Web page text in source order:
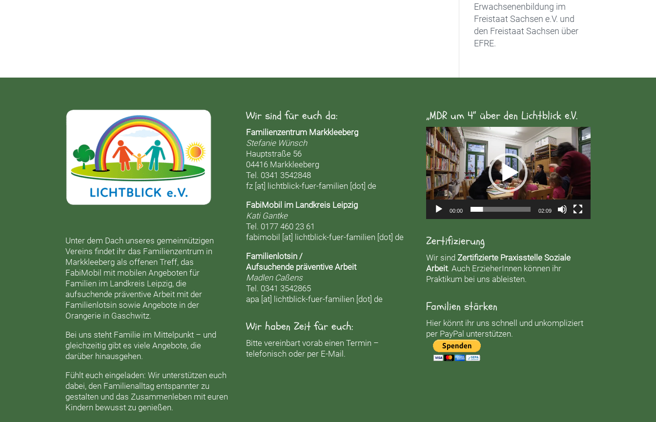
Erwachsenenbildung im
Freistaat Sachsen e.V. und
den Freistaat Sachsen über
EFRE.
Unter dem Dach unseres gemeinnützigen
Vereins findet ihr das Familienzentrum in
Markkleeberg als offenen Treff, das
FabiMobil mit mobilen Angeboten für
Familien im Landkreis Leipzig, die
aufsuchende präventive Arbeit mit der
Familienlotsin sowie Angebote in der
Orangerie in Gaschwitz.
Bei uns steht Familie im Mittelpunkt – und
gleichzeitig gibt es viele Angebote, die
darüber hinausgehen.
Fühlt euch eingeladen: Wir unterstützen euch
dabei, den Familienalltag entspannter zu
gestalten und das Zusammenleben mit euren
Kindern bewusst zu genießen.
Wir sind für euch da:
Familienzentrum Markkleeberg
Stefanie Wünsch
Hauptstraße 56
04416 Markkleeberg
Tel. 0341 3542848
fz [at] lichtblick-fuer-familien [dot] de
FabiMobil im Landkreis Leipzig
Kati Gantke
Tel. 0177 460 23 61
fabimobil [at] lichtblick-fuer-familien [dot] de
Familienlotsin /
Aufsuchende präventive Arbeit
Madlen Caßens
Tel. 0341 3542865
apa [at] lichtblick-fuer-familien [dot] de
Wir haben Zeit für euch:
Bitte vereinbart vorab einen Termin –
telefonisch oder per E-Mail.
„MDR um 4“ über den Lichtblick e.V.
Video-
Player
00:00 02:09
Zertifizierung
Wir sind Zertifizierte Praxisstelle Soziale
Arbeit. Auch ErzieherInnen können ihr
Praktikum bei uns ableisten.
Familien stärken
Hier könnt ihr uns schnell und unkompliziert
per PayPal unterstützen.